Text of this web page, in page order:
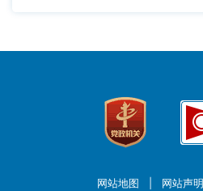
网站地图 网站声明